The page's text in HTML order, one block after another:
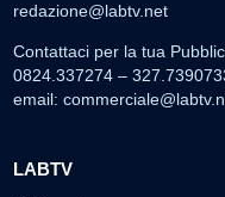
redazione@labtv.net
Contattaci per la tua
0824.337274 –
email:
LABTV